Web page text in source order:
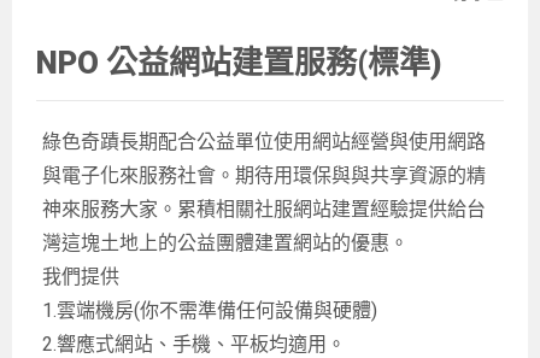
NPO 公益網站建置服務(標準)
綠色奇蹟長期配合公益單位使用網站經營與使用網路
與電子化來服務社會。期待用環保與與共享資源的精
神來服務大家。累積相關社服網站建置經驗提供給台
灣這塊土地上的公益團體建置網站的優惠。
我們提供
1.雲端機房(你不需準備任何設備與硬體)
2.響應式網站、手機、平板均適用。